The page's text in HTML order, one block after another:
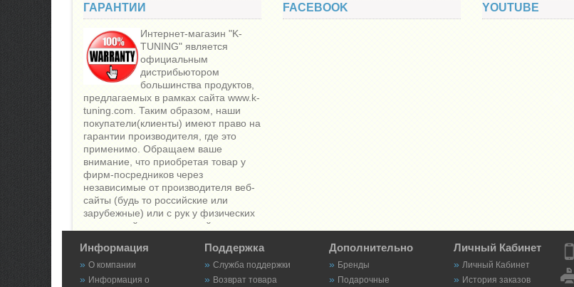
ГАРАНТИИ
Интернет-магазин "K-
TUNING" является
официальным
дистрибьютором
большинства продуктов,
предлагаемых в рамках сайта www.k-
tuning.com. Таким образом, наши
покупатели(клиенты) имеют право на
гарантии производителя, где это
применимо. Обращаем ваше
внимание, что приобретая товар у
фирм-посредников через
независимые от производителя веб-
сайты (будь то российские или
зарубежные) или с рук у физических
лиц, вы действуете на свой страх и
рода товары не распространяются
FACEBOOK YOUTUBE
Информация
О компании
Информация о
Поддержка
Служба поддержки
Возврат товара
Дополнительно
Бренды
Подарочные
Личный Кабинет
Личный Кабинет
История заказов